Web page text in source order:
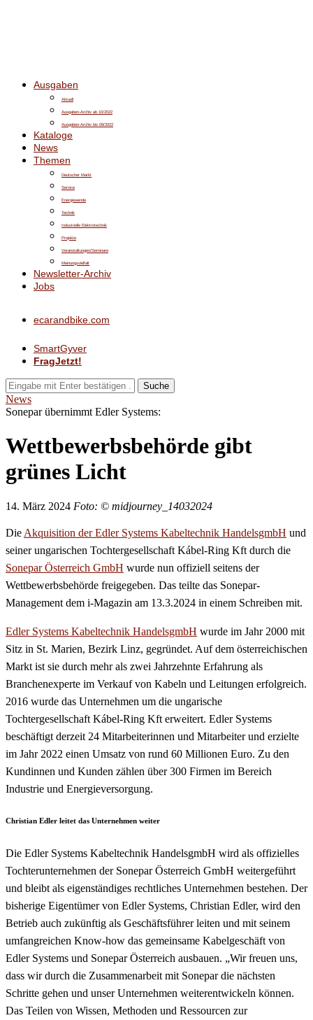
Ausgaben
Aktuell
Ausgaben-Archiv ab 10/2022
Ausgaben-Archiv bis 09/2022
Kataloge
News
Themen
Deutscher Markt
Service
Energiewende
Technik
Industrielle Elektrotechnik
Projekte
Veranstaltungen/Seminare
Meinungsvielfalt
Newsletter-Archiv
Jobs
ecarandbike.com
SmartGyver
FragJetzt!
Suche
News
Sonepar übernimmt Edler Systems:
Wettbewerbsbehörde gibt
grünes Licht
14. März 2024 Foto: © midjourney_14032024
Die Akquisition der Edler Systems Kabeltechnik HandelsgmbH und
seiner ungarischen Tochtergesellschaft Kábel-Ring Kft durch die
Sonepar Österreich GmbH wurde nun offiziell seitens der
Wettbewerbsbehörde freigegeben. Das teilte das Sonepar-
Management dem i-Magazin am 13.3.2024 in einem Schreiben mit.
Edler Systems Kabeltechnik HandelsgmbH wurde im Jahr 2000 mit
Sitz in St. Marien, Bezirk Linz, gegründet. Auf dem österreichischen
Markt ist sie durch mehr als zwei Jahrzehnte Erfahrung als
Branchenexperte im Verkauf von Kabeln und Leitungen erfolgreich.
2016 wurde das Unternehmen um die ungarische
Tochtergesellschaft Kábel-Ring Kft erweitert. Edler Systems
beschäftigt derzeit 24 Mitarbeiterinnen und Mitarbeiter und erzielte
im Jahr 2022 einen Umsatz von rund 60 Millionen Euro. Zu den
Kundinnen und Kunden zählen über 300 Firmen im Bereich
Industrie und Energieversorgung.
Christian Edler leitet das Unternehmen weiter
Die Edler Systems Kabeltechnik HandelsgmbH wird als offizielles
Tochterunternehmen der Sonepar Österreich GmbH weitergeführt
und bleibt als eigenständiges rechtliches Unternehmen bestehen. Der
bisherige Eigentümer von Edler Systems, Christian Edler, wird den
Betrieb auch zukünftig als Geschäftsführer leiten und mit seinem
umfangreichen Know-how das gemeinsame Kabelgeschäft von
Edler Systems und Sonepar Österreich ausbauen. „Wir freuen uns,
dass wir durch die Zusammenarbeit mit Sonepar die nächsten
Schritte gehen und unser Unternehmen weiterentwickeln können.
Das Teilen von Wissen, Methoden und Ressourcen zur